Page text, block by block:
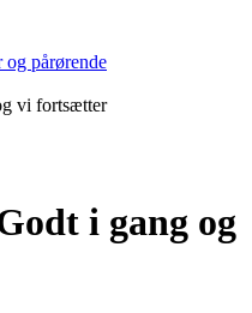
pårørende
vi fortsætter
i gang og